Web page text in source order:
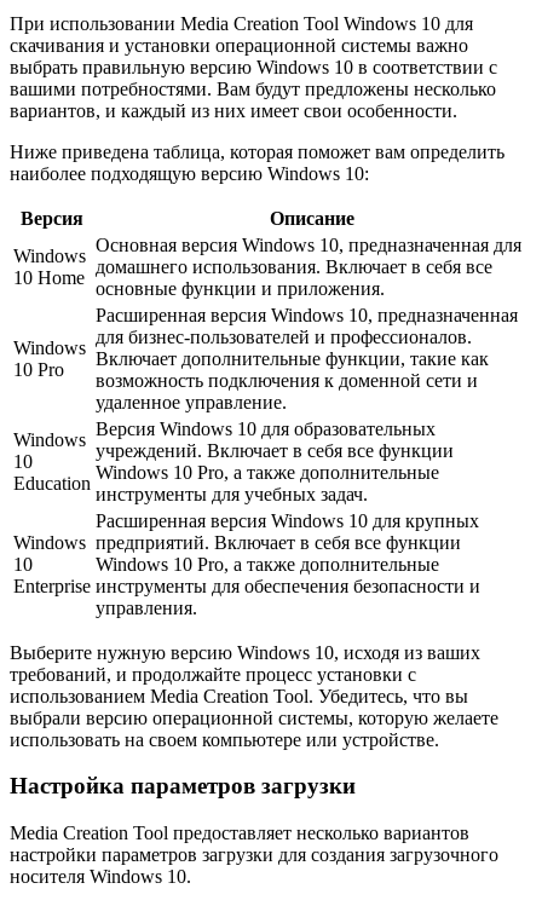
При использовании Media Creation Tool Windows 10 для
скачивания и установки операционной системы важно
выбрать правильную версию Windows 10 в соответствии с
вашими потребностями. Вам будут предложены несколько
вариантов, и каждый из них имеет свои особенности.
Ниже приведена таблица, которая поможет вам определить
наиболее подходящую версию Windows 10:
Версия
Описание
Windows
10 Home
Основная версия Windows 10, предназначенная для
домашнего использования. Включает в себя все
основные функции и приложения.
Windows
10 Pro
Расширенная версия Windows 10, предназначенная
для бизнес-пользователей и профессионалов.
Включает дополнительные функции, такие как
возможность подключения к доменной сети и
удаленное управление.
Windows
10
Education
Версия Windows 10 для образовательных
учреждений. Включает в себя все функции
Windows 10 Pro, а также дополнительные
инструменты для учебных задач.
Windows
10
Enterprise
Расширенная версия Windows 10 для крупных
предприятий. Включает в себя все функции
Windows 10 Pro, а также дополнительные
инструменты для обеспечения безопасности и
управления.
Выберите нужную версию Windows 10, исходя из ваших
требований, и продолжайте процесс установки с
использованием Media Creation Tool. Убедитесь, что вы
выбрали версию операционной системы, которую желаете
использовать на своем компьютере или устройстве.
Настройка параметров загрузки
Media Creation Tool предоставляет несколько вариантов
настройки параметров загрузки для создания загрузочного
носителя Windows 10.